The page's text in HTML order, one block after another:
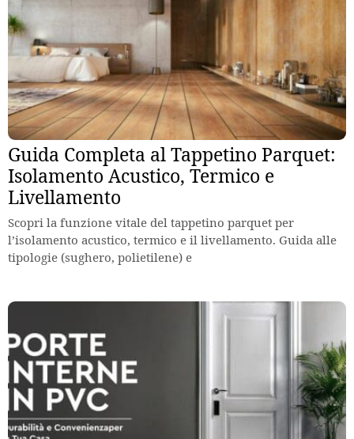
Guida Completa al Tappetino Parquet:
Isolamento Acustico, Termico e
Livellamento
Scopri la funzione vitale del tappetino parquet per
l’isolamento acustico, termico e il livellamento. Guida alle
tipologie (sughero, polietilene) e